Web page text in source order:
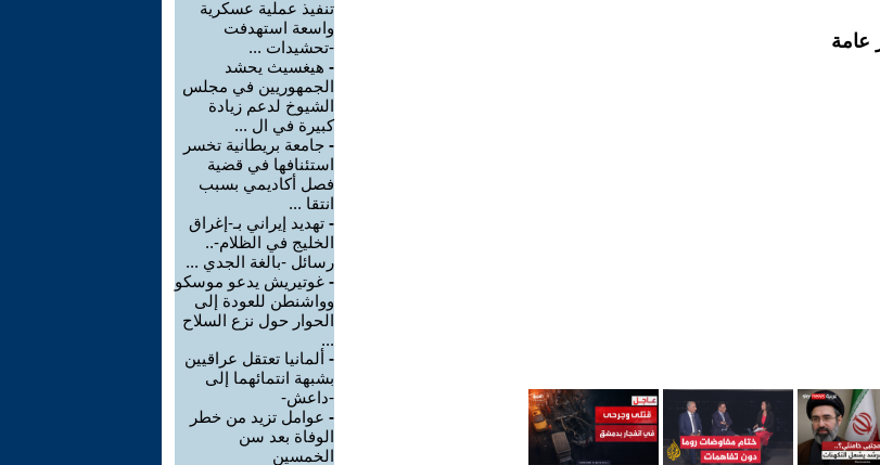
عامة
تنفيذ عملية عسكرية
واسعة استهدفت
-تحشيدات ...
- هيغسيث يحشد
الجمهوريين في مجلس
الشيوخ لدعم زيادة
كبيرة في ال ...
- جامعة بريطانية تخسر
استئنافها في قضية
فصل أكاديمي بسبب
انتقا ...
- تهديد إيراني بـ-إغراق
الخليج في الظلام-..
رسائل -بالغة الجدي ...
- غوتيريش يدعو موسكو
وواشنطن للعودة إلى
الحوار حول نزع السلاح
...
- ألمانيا تعتقل عراقيين
بشبهة انتمائهما إلى
-داعش-
- عوامل تزيد من خطر
الوفاة بعد سن
الخمسين